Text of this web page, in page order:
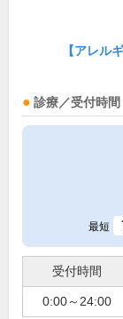
【アレル
診療／受付時間
最短
受付時間
0:00～24:00